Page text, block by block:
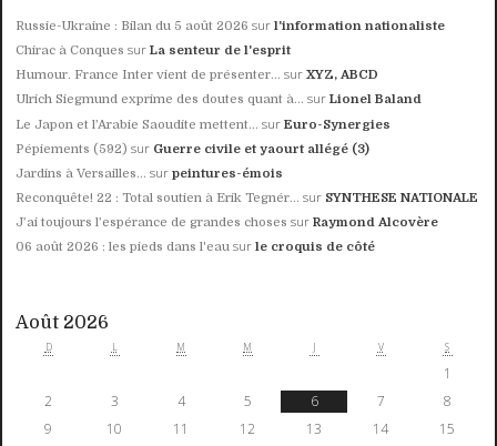
Russie-Ukraine : Bilan du 5 août 2026 surl'information nationaliste
Chirac à Conques surLa senteur de l'esprit
Humour. France Inter vient de présenter... surXYZ, ABCD
Ulrich Siegmund exprime des doutes quant à... surLionel Baland
Le Japon et l’Arabie Saoudite mettent... surEuro-Synergies
Pépiements (592) sur Guerre civile et yaourt allégé (3)
Jardins à Versailles... surpeintures-émois
Reconquête! 22 : Total soutien à Erik Tegnér... sur SYNTHESE NATIONALE
J’ai toujours l’espérance de grandes choses surRaymond Alcovère
06 août 2026 : les pieds dans l'eau surle croquis de côté
Août 2026
D L M M J V S
1
2
3 4 5 6 7
8
9
10 11 12 13 14
15